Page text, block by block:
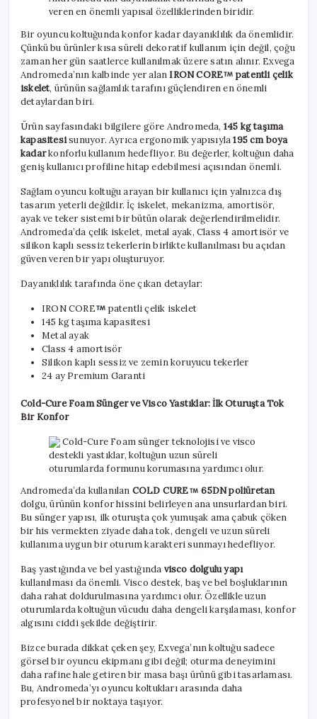
veren en önemli yapısal özelliklerinden biridir.
Bir oyuncu koltuğunda konfor kadar dayanıklılık da önemlidir.
Çünkü bu ürünler kısa süreli dekoratif kullanım için değil, çoğu
zaman her gün saatlerce kullanılmak üzere satın alınır. Exvega
Andromeda’nın kalbinde yer alanIRON CORE
patentli çelik
iskelet, ürünün sağlamlık tarafını güçlendiren en önemli
detaylardan biri.
Ürün sayfasındaki bilgilere göre Andromeda, 145 kg taşıma
kapasitesisunuyor. Ayrıca ergonomik yapısıyla195 cm boya
kadarkonforlu kullanım hedefliyor. Bu değerler, koltuğun daha
geniş kullanıcı profiline hitap edebilmesi açısından önemli.
Sağlam oyuncu koltuğu arayan bir kullanıcı için yalnızca dış
tasarım yeterli değildir. İç iskelet, mekanizma, amortisör,
ayak ve teker sistemi bir bütün olarak değerlendirilmelidir.
Andromeda’da çelik iskelet, metal ayak, Class 4 amortisör ve
silikon kaplı sessiz tekerlerin birlikte kullanılması bu açıdan
güven veren bir yapı oluşturuyor.
Dayanıklılık tarafında öne çıkan detaylar:
IRON CORE
patentli çelik iskelet
145 kg taşıma kapasitesi
Metal ayak
Class 4 amortisör
Silikon kaplı sessiz ve zemin koruyucu tekerler
24 ay Premium Garanti
Cold-Cure Foam Sünger ve Visco Yastıklar: İlk Oturuşta Tok
Bir Konfor
Cold-Cure Foam sünger teknolojisi ve visco
destekli yastıklar, koltuğun uzun süreli
oturumlarda formunu korumasına yardımcı olur.
Andromeda’da kullanılan COLD CURE
65DN poliüretan
dolgu, ürünün konfor hissini belirleyen ana unsurlardan biri.
Bu sünger yapısı, ilk oturuşta çok yumuşak ama çabuk çöken
bir his vermekten ziyade daha tok, dengeli ve uzun süreli
kullanıma uygun bir oturum karakteri sunmayı hedefliyor.
Baş yastığında ve bel yastığında visco dolgulu yapı
kullanılması da önemli. Visco destek, baş ve bel boşluklarının
daha rahat doldurulmasına yardımcı olur. Özellikle uzun
oturumlarda koltuğun vücudu daha dengeli karşılaması, konfor
algısını ciddi şekilde değiştirir.
Bizce burada dikkat çeken şey, Exvega’nın koltuğu sadece
görsel bir oyuncu ekipmanı gibi değil; oturma deneyimini
daha rafine hale getiren bir masa başı ürünü gibi tasarlaması.
Bu, Andromeda’yı oyuncu koltukları arasında daha
profesyonel bir noktaya taşıyor.